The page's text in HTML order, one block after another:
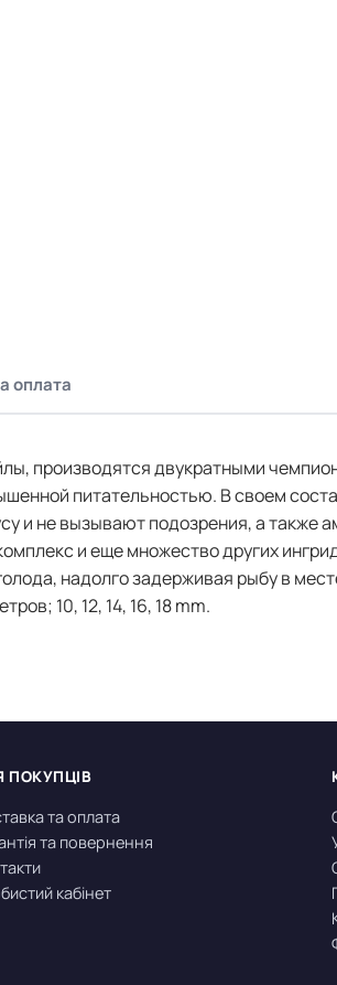
оплата
производятся двукратными
питательностью. В своем
и не вызывают подозрения, а также
и еще множество других
надолго задерживая рыбу в
10, 12, 14, 16, 18 mm.
ПОКУПЦІВ
та оплата
та повернення
кабінет